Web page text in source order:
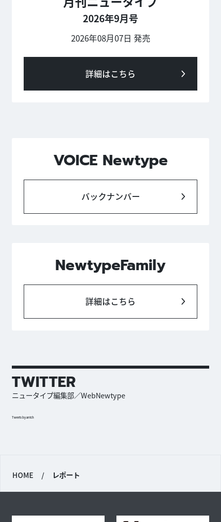
2026年9月号
2026年08月07日 発売
詳細はこちら
VOICE Newtype
バックナンバー
NewtypeFamily
詳細はこちら
TWITTER
ニュータイプ編集部／WebNewtype
Tweets by antch
HOME / レポート